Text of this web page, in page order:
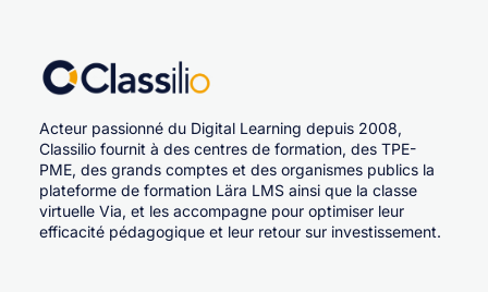
Acteur passionné du Digital Learning depuis 2008,
Classilio fournit à des centres de formation, des TPE-
PME, des grands comptes et des organismes publics la
plateforme de formation Lära LMS ainsi que la classe
virtuelle Via, et les accompagne pour optimiser leur
efficacité pédagogique et leur retour sur investissement.